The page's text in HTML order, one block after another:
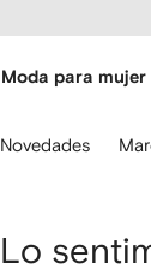
Moda para mujer
Novedades
L'Objet
Lo